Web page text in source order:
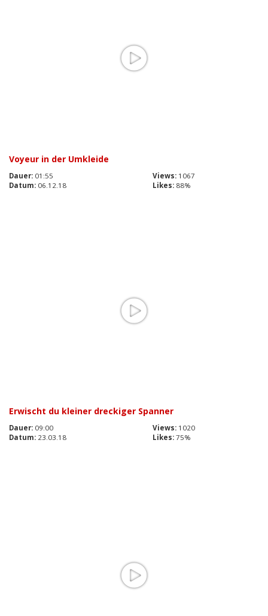
Voyeur in der Umkleide
Dauer: 01:55 Views: 1067
Datum: 06.12.18 Likes: 88%
Erwischt du kleiner dreckiger Spanner
Dauer: 09:00 Views: 1020
Datum: 23.03.18 Likes: 75%